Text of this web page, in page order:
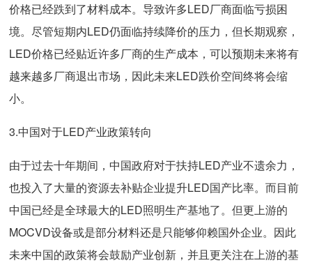
价格已经跌到了材料成本。导致许多LED厂商面临亏损困
境。尽管短期内LED仍面临持续降价的压力，但长期观察，
LED价格已经贴近许多厂商的生产成本，可以预期未来将有
越来越多厂商退出市场，因此未来LED跌价空间终将会缩
小。
3.中国对于LED产业政策转向
由于过去十年期间，中国政府对于扶持LED产业不遗余力，
也投入了大量的资源去补贴企业提升LED国产比率。而目前
中国已经是全球最大的LED照明生产基地了。但更上游的
MOCVD设备或是部分材料还是只能够仰赖国外企业。因此
未来中国的政策将会鼓励产业创新，并且更关注在上游的基